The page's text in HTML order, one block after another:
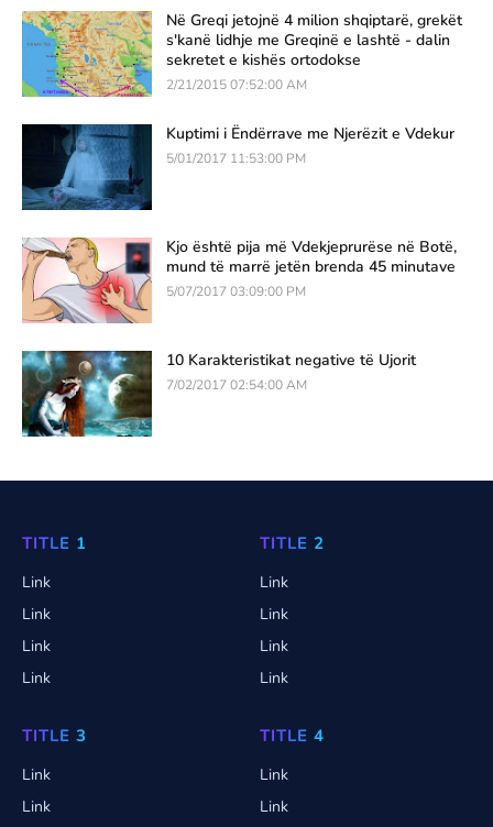
Në Greqi jetojnë 4 milion shqiptarë, grekët
s'kanë lidhje me Greqinë e lashtë - dalin
sekretet e kishës ortodokse
2/21/2015 07:52:00 AM
Kuptimi i Ëndërrave me Njerëzit e Vdekur
5/01/2017 11:53:00 PM
Kjo është pija më Vdekjeprurëse në Botë,
mund të marrë jetën brenda 45 minutave
5/07/2017 03:09:00 PM
10 Karakteristikat negative të Ujorit
7/02/2017 02:54:00 AM
TITLE 1
Link
Link
Link
Link
TITLE 2
Link
Link
Link
Link
TITLE 3
Link
Link
TITLE 4
Link
Link